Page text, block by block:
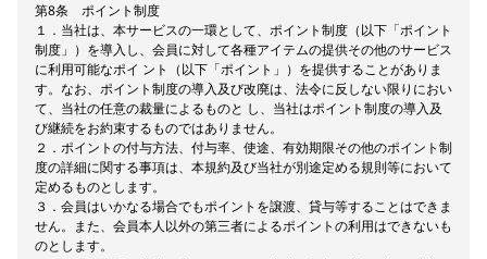
第8条 ポイント制度
１．当社は、本サービスの一環として、ポイント制度（以下「ポイント
制度」）を導入し、会員に対して各種アイテムの提供その他のサービス
に利用可能なポイ ント（以下「ポイント」）を提供することがありま
す。なお、ポイント制度の導入及び改廃は、法令に反しない限りにおい
て、当社の任意の裁量によるものと し、当社はポイント制度の導入及
び継続をお約束するものではありません。
２．ポイントの付与方法、付与率、使途、有効期限その他のポイント制
度の詳細に関する事項は、本規約及び当社が別途定める規則等において
定めるものとします。
３．会員はいかなる場合でもポイントを譲渡、貸与等することはできま
せん。また、会員本人以外の第三者によるポイントの利用はできないも
のとします。